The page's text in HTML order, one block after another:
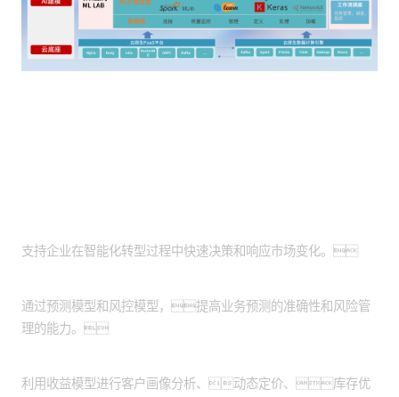
支持企业在智能化转型过程中快速决策和响应市场变化。
通过预测模型和风控模型，提高业务预测的准确性和风险管
理的能力。
利用收益模型进行客户画像分析、动态定价、库存优